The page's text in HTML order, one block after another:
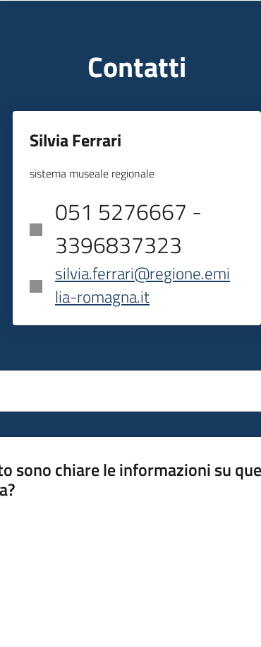
Contatti
Silvia Ferrari
sistema museale regionale
051 5276667 -
3396837323
silvia.ferrari@regione.emi
lia-romagna.it
sono chiare le informazioni su